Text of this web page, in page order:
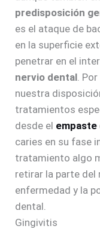
predisposición
es el ataque de
en la superficie
penetrar en el
nervio dental .
nuestra
tratamientos
desde el empaste
caries en su fase
tratamiento algo
retirar la parte del
enfermedad y la
dental.
Gingivitis